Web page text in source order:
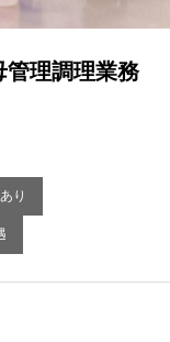
管理調理業務
り